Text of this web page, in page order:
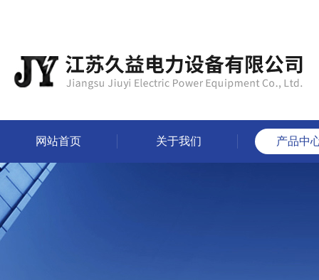
网站首页 关于我们 产品中